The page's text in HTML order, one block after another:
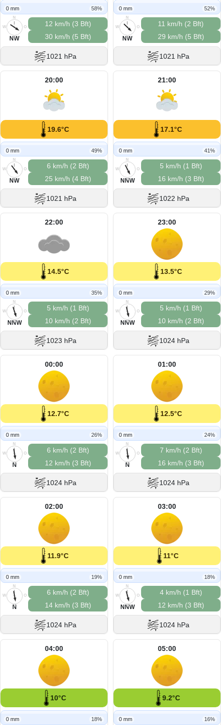
0 mm 58%
N
O
S
W
NW
12 km/h (3 Bft)
30 km/h (5 Bft)
1021 hPa
0 mm 52%
N
O
S
W
NW
11 km/h (2 Bft)
29 km/h (5 Bft)
1021 hPa
20:00
19.6°C
0 mm 49%
N
O
S
W
NW
6 km/h (2 Bft)
25 km/h (4 Bft)
1021 hPa
21:00
17.1°C
0 mm 41%
N
O
S
W
NNW
5 km/h (1 Bft)
16 km/h (3 Bft)
1022 hPa
22:00
14.5°C
0 mm 35%
N
O
S
W
NNW
5 km/h (1 Bft)
10 km/h (2 Bft)
1023 hPa
23:00
13.5°C
0 mm 29%
N
O
S
W
NNW
5 km/h (1 Bft)
10 km/h (2 Bft)
1024 hPa
00:00
12.7°C
0 mm 26%
N
O
S
W
N
6 km/h (2 Bft)
12 km/h (3 Bft)
1024 hPa
01:00
12.5°C
0 mm 24%
N
O
S
W
N
7 km/h (2 Bft)
16 km/h (3 Bft)
1024 hPa
02:00
11.9°C
0 mm 19%
N
O
S
W
N
6 km/h (2 Bft)
14 km/h (3 Bft)
1024 hPa
03:00
11°C
0 mm 18%
N
O
S
W
NNW
4 km/h (1 Bft)
12 km/h (3 Bft)
1024 hPa
04:00
10°C
0 mm 18%
05:00
9.2°C
0 mm 16%